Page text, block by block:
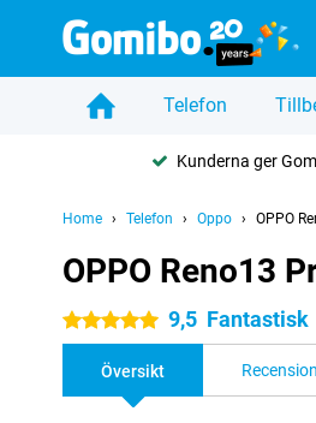
Telefon
Kunderna ger
Home Telefon Oppo OPPO
OPPO Reno13
5 stjärnor 9,5 Fantastisk
Översikt